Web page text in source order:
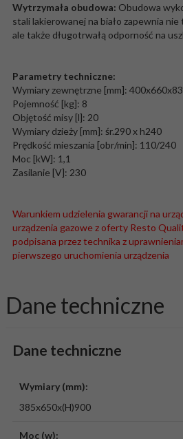
Wytrzymała obudowa: Obudowa
stali lakierowanej na biało zapewnia
ale także długotrwałą odporność na
Parametry techniczne:
Wymiary zewnętrzne [mm]:
Pojemność [kg]: 8
Objętość misy [l]: 20
Wymiary dzieży [mm]: śr.290 x h240
Prędkość mieszania [obr/min]: 110/240
Moc [kW]: 1,1
Zasilanie [V]: 230
Warunkiem udzielenia gwarancji na
urządzenia gazowe z oferty Resto
podpisana przez technika z
pierwszego uruchomienia urządzenia
Dane techniczne
Dane techniczne
Wymiary (mm):
385x650x(H)900
Moc (w):